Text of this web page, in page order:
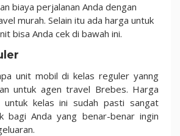
biaya perjalanan Anda dengan
murah. Selain itu ada harga untuk
bisa Anda cek di bawah ini.
unit mobil di kelas reguler yanng
untuk agen travel Brebes. Harga
untuk kelas ini sudah pasti sangat
bagi Anda yang benar-benar ingin